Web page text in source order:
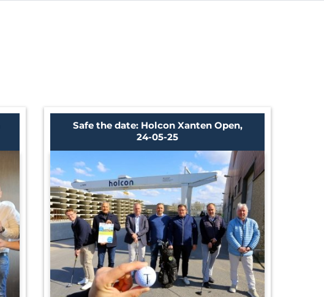
Safe the date: Holcon Xanten Open,
24-05-25